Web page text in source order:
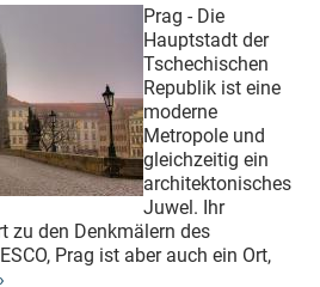
Prag - Die
Hauptstadt der
Tschechischen
Republik ist eine
moderne
Metropole und
gleichzeitig ein
architektonisches
Juwel. Ihr
zu den Denkmälern des
Prag ist aber auch ein Ort,